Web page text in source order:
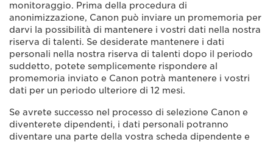
monitoraggio. Prima della procedura di
anonimizzazione, Canon può inviare un promemoria per
darvi la possibilità di mantenere i vostri dati nella nostra
riserva di talenti. Se desiderate mantenere i dati
personali nella nostra riserva di talenti dopo il periodo
suddetto, potete semplicemente rispondere al
promemoria inviato e Canon potrà mantenere i vostri
dati per un periodo ulteriore di 12 mesi.
Se avrete successo nel processo di selezione Canon e
diventerete dipendenti, i dati personali potranno
diventare una parte della vostra scheda dipendente e